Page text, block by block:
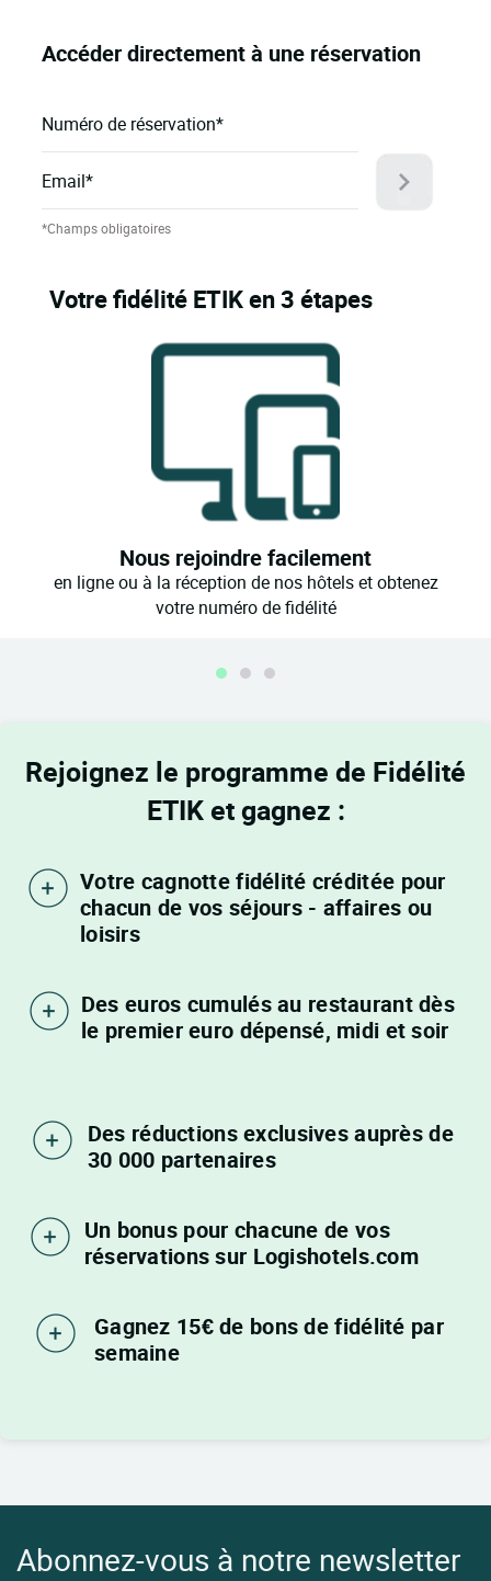
Accéder directement à une réservation
*Champs obligatoires
Votre fidélité ETIK en 3 étapes
Nous rejoindre facilement
en ligne ou à la réception de nos hôtels et obtenez
votre numéro de fidélité
Rejoignez le programme de Fidélité
ETIK et gagnez :
Votre cagnotte fidélité créditée pour
chacun de vos séjours - affaires ou
loisirs
Des euros cumulés au restaurant dès
le premier euro dépensé, midi et soir
Des réductions exclusives auprès de
30 000 partenaires
Un bonus pour chacune de vos
réservations sur Logishotels.com
Gagnez 15€ de bons de fidélité par
semaine
Abonnez-vous à notre newsletter